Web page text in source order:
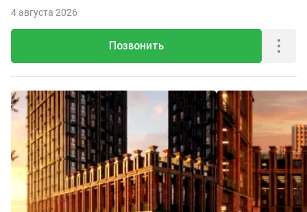
Позвонить
4 августа 2026